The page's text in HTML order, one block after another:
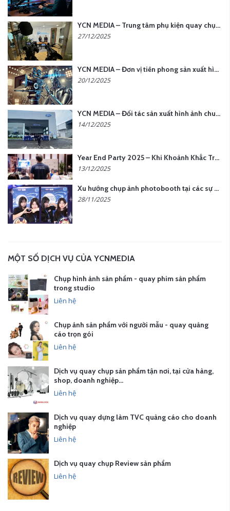
YCN MEDIA – Trung tâm phụ kiện quay chụp tại Hà Nội
27/12/2025
YCN MEDIA – Đơn vị tiên phong sản xuất hình ảnh & âm thanh bằng AI tại Hà Nội
20/12/2025
YCN MEDIA – Đối tác sản xuất hình ảnh chuyên nghiệp cho doanh nghiệp tại Hà Nội
14/12/2025
Year End Party 2025 – Khi Khoảnh Khắc Trở Thành Dấu Ấn | Gói Ưu Đãi Tháng 12 Từ YCN Media
13/12/2025
Xu hướng chụp ảnh photobooth tại các sự kiện hiện nay
28/11/2025
MỘT SỐ DỊCH VỤ CỦA YCNMEDIA
Chụp hình ảnh sản phẩm - quay phim sản phẩm
trong studio
Liên hệ
Chụp ảnh sản phẩm với người mẫu - quay quảng
cáo trọn gói
Liên hệ
Dịch vụ quay chụp sản phẩm tận nơi, tại cửa hàng,
shop, doanh nghiệp…
Liên hệ
Dịch vụ quay dựng làm TVC quảng cáo cho doanh
nghiệp
Liên hệ
Dịch vụ quay chụp Review sản phẩm
Liên hệ